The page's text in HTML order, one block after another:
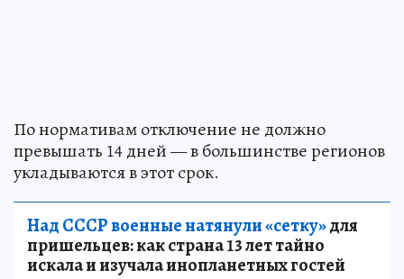
По нормативам отключение не должно
превышать 14 дней — в большинстве регионов
укладываются в этот срок.
Над СССР военные натянули «сетку»для
пришельцев: как страна 13 лет тайно
искала и изучала инопланетных гостей